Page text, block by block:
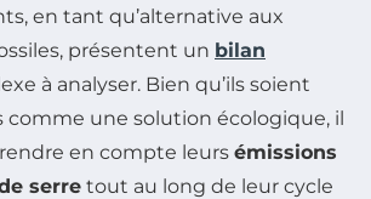
en tant qu’alternative aux
présentent un bilan
à analyser. Bien qu’ils soient
comme une solution écologique, il
en compte leurs émissions
serre tout au long de leur cycle